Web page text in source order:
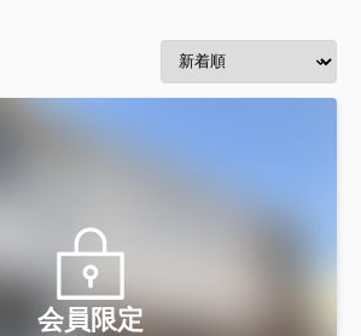
会員限定